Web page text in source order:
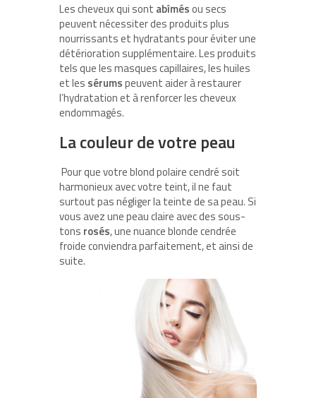
Les cheveux qui sont abîmésou secs
peuvent nécessiter des produits plus
nourrissants et hydratants pour éviter une
détérioration supplémentaire. Les produits
tels que les masques capillaires, les huiles
et les sérumspeuvent aider à restaurer
l’hydratation et à renforcer les cheveux
endommagés.
La couleur de votre peau
Pour que votre blond polaire cendré soit
harmonieux avec votre teint, il ne faut
surtout pas négliger la teinte de sa peau. Si
vous avez une peau claire avec des sous-
tons rosés, une nuance blonde cendrée
froide conviendra parfaitement, et ainsi de
suite.